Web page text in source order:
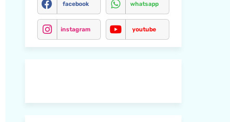
facebook whatsapp
instagram youtube